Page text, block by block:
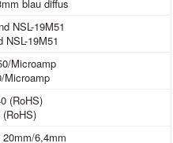
blau diffus
NSL-19M51
Microamp
(RoHS)